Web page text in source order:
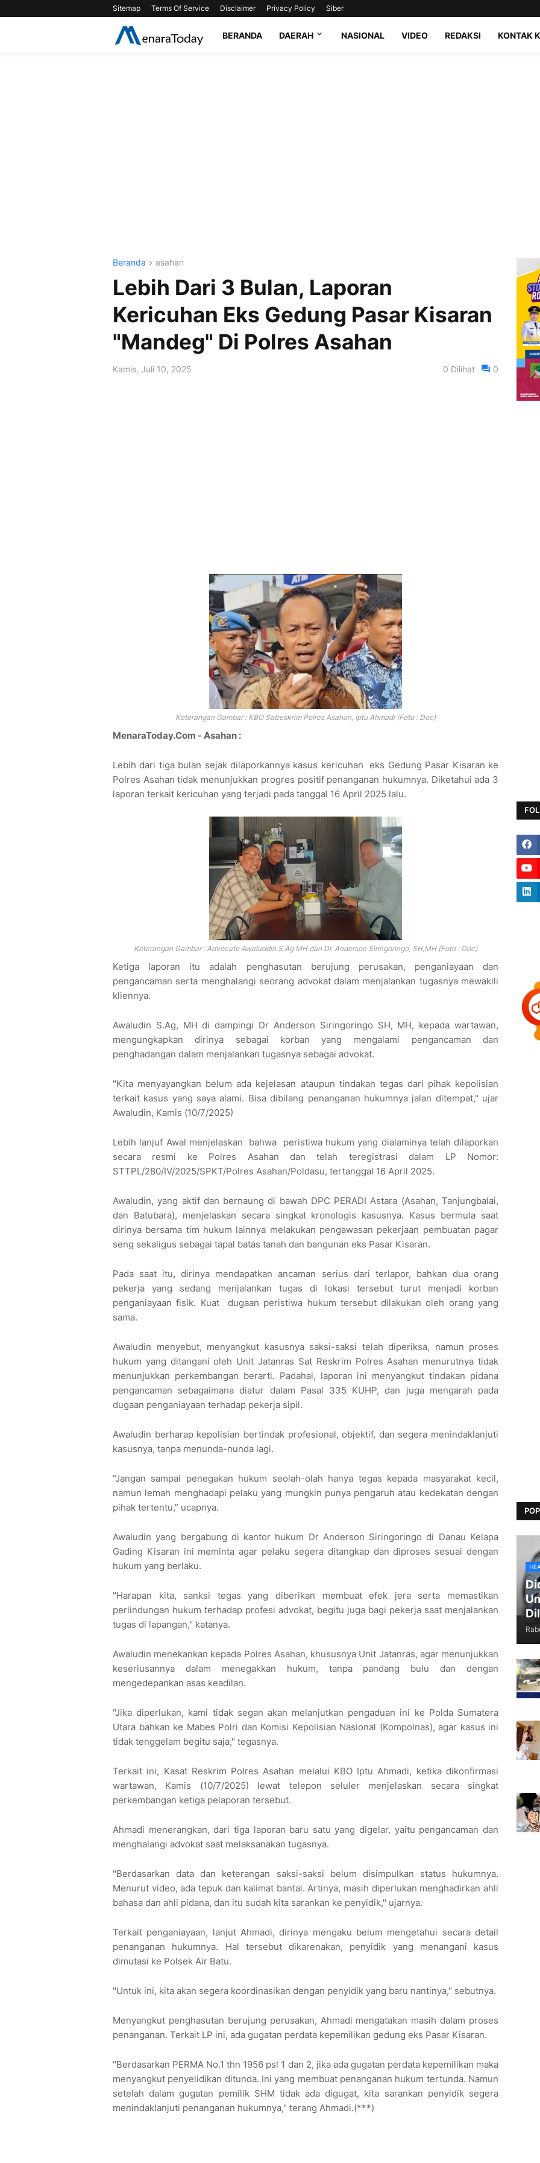
Sitemap Terms Of Service Disclaimer Privacy Policy Siber
BERANDA DAERAH NASIONAL VIDEO REDAKSI KONTAK
Beranda asahan
Lebih Dari 3 Bulan, Laporan
Kericuhan Eks Gedung Pasar Kisaran
"Mandeg" Di Polres Asahan
Kamis, Juli 10, 2025 0 Dilihat 0
Keterangan Gambar : KBO Satreskrim Polres Asahan, Iptu Ahmadi (Foto : Doc)
MenaraToday.Com - Asahan :
Lebih dari tiga bulan sejak dilaporkannya kasus kericuhan eks Gedung Pasar Kisaran ke
Polres Asahan tidak menunjukkan progres positif penanganan hukumnya. Diketahui ada 3
laporan terkait kericuhan yang terjadi pada tanggal 16 April 2025 lalu.
Keterangan Gambar : Advocate Awaluddin S.Ag MH dan Dr. Anderson Siringoringo, SH,MH (Foto : Doc)
Ketiga laporan itu adalah penghasutan berujung perusakan, penganiayaan dan
pengancaman serta menghalangi seorang advokat dalam menjalankan tugasnya mewakili
kliennya.
Awaludin S.Ag, MH di dampingi Dr Anderson Siringoringo SH, MH, kepada wartawan,
mengungkapkan dirinya sebagai korban yang mengalami pengancaman dan
penghadangan dalam menjalankan tugasnya sebagai advokat.
"Kita menyayangkan belum ada kejelasan ataupun tindakan tegas dari pihak kepolisian
terkait kasus yang saya alami. Bisa dibilang penanganan hukumnya jalan ditempat," ujar
Awaludin, Kamis (10/7/2025)
Lebih lanjuf Awal menjelaskan bahwa peristiwa hukum yang dialaminya telah dilaporkan
secara resmi ke Polres Asahan dan telah teregistrasi dalam LP Nomor:
STTPL/280/IV/2025/SPKT/Polres Asahan/Poldasu, tertanggal 16 April 2025.
Awaludin, yang aktif dan bernaung di bawah DPC PERADI Astara (Asahan, Tanjungbalai,
dan Batubara), menjelaskan secara singkat kronologis kasusnya. Kasus bermula saat
dirinya bersama tim hukum lainnya melakukan pengawasan pekerjaan pembuatan pagar
seng sekaligus sebagai tapal batas tanah dan bangunan eks Pasar Kisaran.
Pada saat itu, dirinya mendapatkan ancaman serius dari terlapor, bahkan dua orang
pekerja yang sedang menjalankan tugas di lokasi tersebut turut menjadi korban
penganiayaan fisik. Kuat dugaan peristiwa hukum tersebut dilakukan oleh orang yang
sama.
Awaludin menyebut, menyangkut kasusnya saksi-saksi telah diperiksa, namun proses
hukum yang ditangani oleh Unit Jatanras Sat Reskrim Polres Asahan menurutnya tidak
menunjukkan perkembangan berarti. Padahal, laporan ini menyangkut tindakan pidana
pengancaman sebagaimana diatur dalam Pasal 335 KUHP, dan juga mengarah pada
dugaan penganiayaan terhadap pekerja sipil.
Awaludin berharap kepolisian bertindak profesional, objektif, dan segera menindaklanjuti
kasusnya, tanpa menunda-nunda lagi.
“Jangan sampai penegakan hukum seolah-olah hanya tegas kepada masyarakat kecil,
namun lemah menghadapi pelaku yang mungkin punya pengaruh atau kedekatan dengan
pihak tertentu,” ucapnya.
Awaludin yang bergabung di kantor hukum Dr Anderson Siringoringo di Danau Kelapa
Gading Kisaran ini meminta agar pelaku segera ditangkap dan diproses sesuai dengan
hukum yang berlaku.
"Harapan kita, sanksi tegas yang diberikan membuat efek jera serta memastikan
perlindungan hukum terhadap profesi advokat, begitu juga bagi pekerja saat menjalankan
tugas di lapangan," katanya.
Awaludin menekankan kepada Polres Asahan, khususnya Unit Jatanras, agar menunjukkan
keseriusannya dalam menegakkan hukum, tanpa pandang bulu dan dengan
mengedepankan asas keadilan.
"Jika diperlukan, kami tidak segan akan melanjutkan pengaduan ini ke Polda Sumatera
Utara bahkan ke Mabes Polri dan Komisi Kepolisian Nasional (Kompolnas), agar kasus ini
tidak tenggelam begitu saja," tegasnya.
Terkait ini, Kasat Reskrim Polres Asahan melalui KBO Iptu Ahmadi, ketika dikonfirmasi
wartawan, Kamis (10/7/2025) lewat telepon seluler menjelaskan secara singkat
perkembangan ketiga pelaporan tersebut.
Ahmadi menerangkan, dari tiga laporan baru satu yang digelar, yaitu pengancaman dan
menghalangi advokat saat melaksanakan tugasnya.
"Berdasarkan data dan keterangan saksi-saksi belum disimpulkan status hukumnya.
Menurut video, ada tepuk dan kalimat bantai. Artinya, masih diperlukan menghadirkan ahli
bahasa dan ahli pidana, dan itu sudah kita sarankan ke penyidik," ujarnya.
Terkait penganiayaan, lanjut Ahmadi, dirinya mengaku belum mengetahui secara detail
penanganan hukumnya. Hal tersebut dikarenakan, penyidik yang menangani kasus
dimutasi ke Polsek Air Batu.
"Untuk ini, kita akan segera koordinasikan dengan penyidik yang baru nantinya," sebutnya.
Menyangkut penghasutan berujung perusakan, Ahmadi mengatakan masih dalam proses
penanganan. Terkait LP ini, ada gugatan perdata kepemilikan gedung eks Pasar Kisaran.
"Berdasarkan PERMA No.1 thn 1956 psl 1 dan 2, jika ada gugatan perdata kepemilikan maka
menyangkut penyelidikan ditunda. Ini yang membuat penanganan hukum tertunda. Namun
setelah dalam gugatan pemilik SHM tidak ada digugat, kita sarankan penyidik segera
menindaklanjuti penanganan hukumnya," terang Ahmadi.(***)